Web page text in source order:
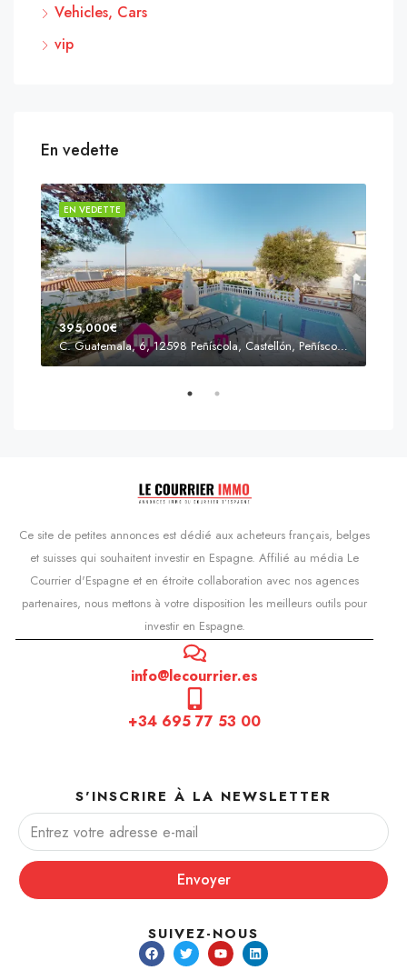
Vehicles, Cars
vip
En vedette
EN VEDETTE
395,000€
C. Guatemala, 6, 12598 Peñíscola, Castellón, Peñíscola, Communauté valencienne
Ce site de petites annonces est dédié aux acheteurs français, belges
et suisses qui souhaitent investir en Espagne. Affilié au média Le
Courrier d'Espagne et en étroite collaboration avec nos agences
partenaires, nous mettons à votre disposition les meilleurs outils pour
investir en Espagne.
info@lecourrier.es
+34 695 77 53 00
S'INSCRIRE À LA NEWSLETTER
Envoyer
SUIVEZ-NOUS